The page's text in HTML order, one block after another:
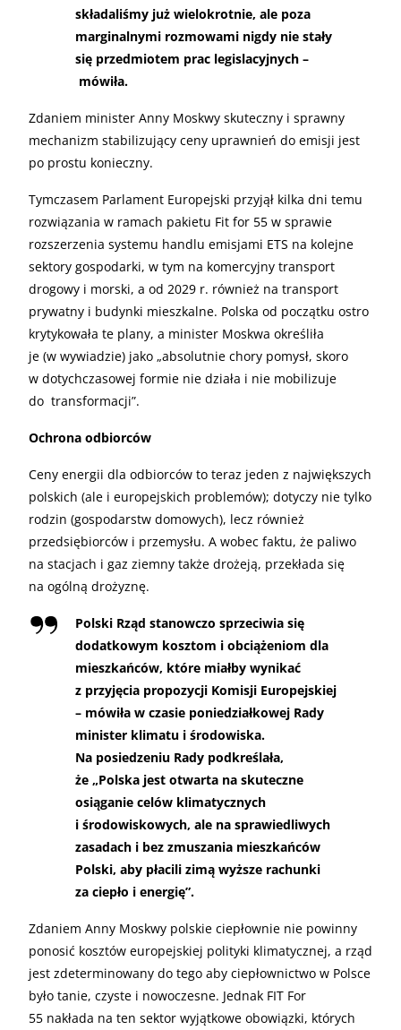
składaliśmy już wielokrotnie, ale poza
marginalnymi rozmowami nigdy nie stały
się przedmiotem prac legislacyjnych –
mówiła.
Zdaniem minister Anny Moskwy skuteczny i sprawny
mechanizm stabilizujący ceny uprawnień do emisji jest
po prostu konieczny.
Tymczasem Parlament Europejski przyjął kilka dni temu
rozwiązania w ramach pakietu Fit for 55 w sprawie
rozszerzenia systemu handlu emisjami ETS na kolejne
sektory gospodarki, w tym na komercyjny transport
drogowy i morski, a od 2029 r. również na transport
prywatny i budynki mieszkalne. Polska od początku ostro
krytykowała te plany, a minister Moskwa określiła
je (w wywiadzie) jako „absolutnie chory pomysł, skoro
w dotychczasowej formie nie działa i nie mobilizuje
do transformacji”.
Ochrona odbiorców
Ceny energii dla odbiorców to teraz jeden z największych
polskich (ale i europejskich problemów); dotyczy nie tylko
rodzin (gospodarstw domowych), lecz również
przedsiębiorców i przemysłu. A wobec faktu, że paliwo
na stacjach i gaz ziemny także drożeją, przekłada się
na ogólną drożyznę.
Polski Rząd stanowczo sprzeciwia się
dodatkowym kosztom i obciążeniom dla
mieszkańców, które miałby wynikać
z przyjęcia propozycji Komisji Europejskiej
– mówiła w czasie poniedziałkowej Rady
minister klimatu i środowiska.
Na posiedzeniu Rady podkreślała,
że „Polska jest otwarta na skuteczne
osiąganie celów klimatycznych
i środowiskowych, ale na sprawiedliwych
zasadach i bez zmuszania mieszkańców
Polski, aby płacili zimą wyższe rachunki
za ciepło i energię”.
Zdaniem Anny Moskwy polskie ciepłownie nie powinny
ponosić kosztów europejskiej polityki klimatycznej, a rząd
jest zdeterminowany do tego aby ciepłownictwo w Polsce
było tanie, czyste i nowoczesne. Jednak FIT For
55 nakłada na ten sektor wyjątkowe obowiązki, których